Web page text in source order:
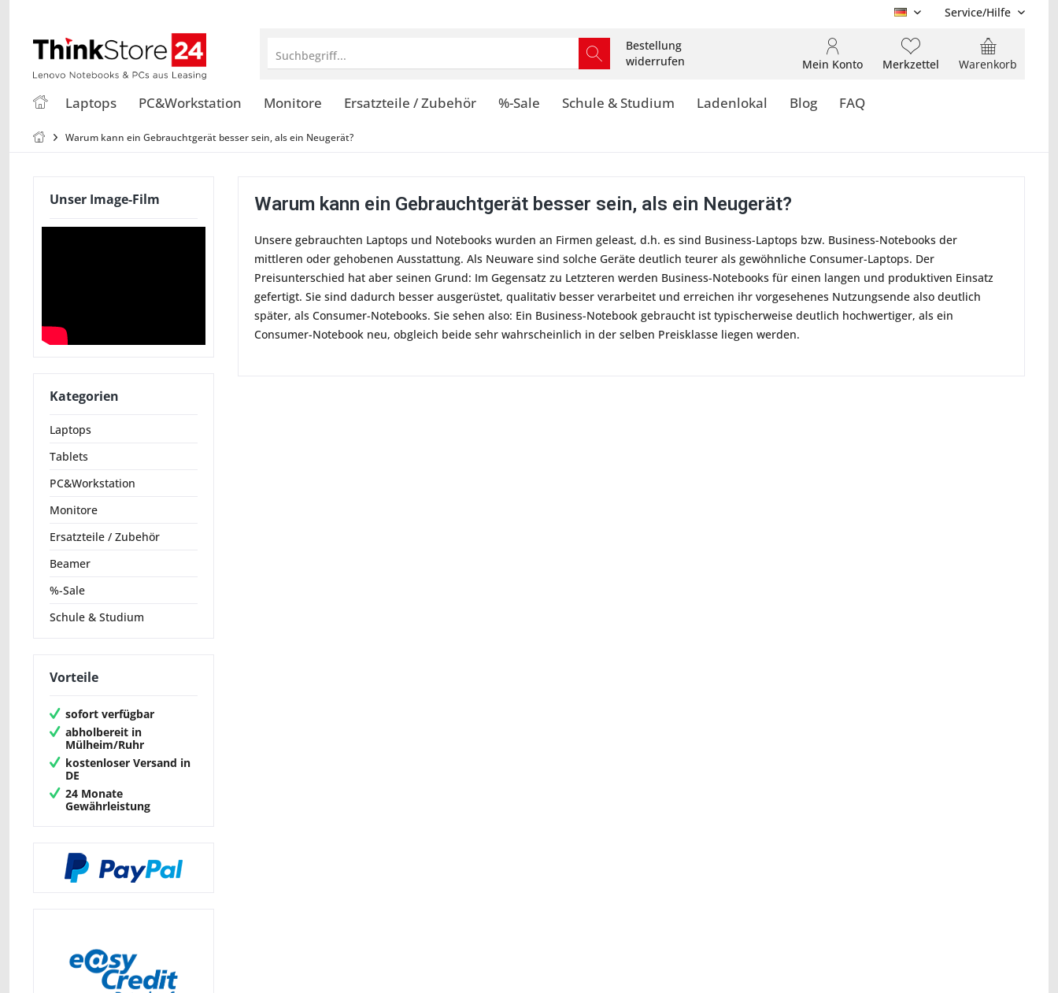
DE Service/Hilfe
Suchbegriff...
Bestellung
widerrufen
Warenkorb
Merkzettel
Mein Konto
Laptops PC&Workstation Monitore Ersatzteile / Zubehör %-Sale Schule & Studium Ladenlokal Blog FAQ
Warum kann ein Gebrauchtgerät besser sein, als ein Neugerät?
Unser Image-Film
Kategorien
Laptops
Tablets
PC&Workstation
Monitore
Ersatzteile / Zubehör
Beamer
%-Sale
Schule & Studium
Vorteile
sofort verfügbar
abholbereit in
Mülheim/Ruhr
kostenloser Versand in
DE
24 Monate
Gewährleistung
Warum kann ein Gebrauchtgerät besser sein, als ein Neugerät?
Unsere gebrauchten Laptops und Notebooks wurden an Firmen geleast, d.h. es sind Business-Laptops bzw. Business-Notebooks der
mittleren oder gehobenen Ausstattung. Als Neuware sind solche Geräte deutlich teurer als gewöhnliche Consumer-Laptops. Der
Preisunterschied hat aber seinen Grund: Im Gegensatz zu Letzteren werden Business-Notebooks für einen langen und produktiven Einsatz
gefertigt. Sie sind dadurch besser ausgerüstet, qualitativ besser verarbeitet und erreichen ihr vorgesehenes Nutzungsende also deutlich
später, als Consumer-Notebooks. Sie sehen also: Ein Business-Notebook gebraucht ist typischerweise deutlich hochwertiger, als ein
Consumer-Notebook neu, obgleich beide sehr wahrscheinlich in der selben Preisklasse liegen werden.